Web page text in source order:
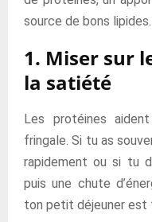
source de bons lipides.
1. Miser sur
la satiété
Les protéines
fringale. Si tu as
rapidement ou si tu
puis une chute
ton petit déjeuner est